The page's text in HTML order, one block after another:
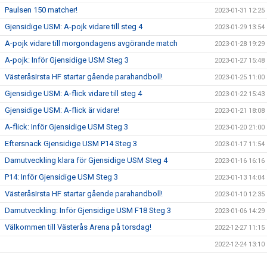
Paulsen 150 matcher! 2023-01-31 12:25
Gjensidige USM: A-pojk vidare till steg 4 2023-01-29 13:54
A-pojk vidare till morgondagens avgörande match 2023-01-28 19:29
A-pojk: Inför Gjensidige USM Steg 3 2023-01-27 15:48
VästeråsIrsta HF startar gående parahandboll! 2023-01-25 11:00
Gjensidige USM: A-flick vidare till steg 4 2023-01-22 15:43
Gjensidige USM: A-flick är vidare! 2023-01-21 18:08
A-flick: Inför Gjensidige USM Steg 3 2023-01-20 21:00
Eftersnack Gjensidige USM P14 Steg 3 2023-01-17 11:54
Damutveckling klara för Gjensidige USM Steg 4 2023-01-16 16:16
P14: Inför Gjensidige USM Steg 3 2023-01-13 14:04
VästeråsIrsta HF startar gående parahandboll! 2023-01-10 12:35
Damutveckling: Inför Gjensidige USM F18 Steg 3 2023-01-06 14:29
Välkommen till Västerås Arena på torsdag! 2022-12-27 11:15
2022-12-24 13:10